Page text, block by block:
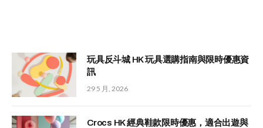
玩具反斗城 HK 玩具選購指南與限時優惠資
訊
29 5 月, 2026
Crocs HK 經典鞋款限時優惠，適合出遊與